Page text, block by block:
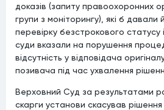
доказів (запиту правоохоронних
групи з моніторингу), які б давали
перевірку безстрокового статусу
суди вказали на порушення
відсутність у відповідача
позивача під час ухвалення
Верховний Суд за результатами
скарги установи скасував рішення